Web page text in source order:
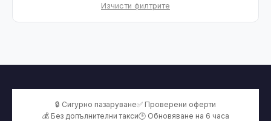
Изчисти филтрите
🔒 Сигурно пазаруване✅ Проверени оферти
💰 Без допълнителни такси🕒 Обновяване на 6 часа